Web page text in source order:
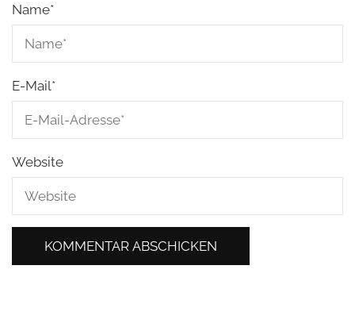
Name*
E-Mail*
Website